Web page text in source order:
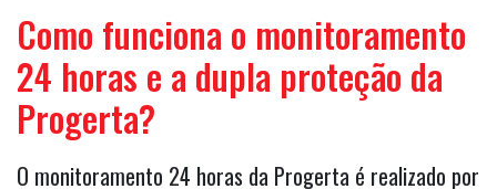
Como funciona o monitoramento
24 horas e a dupla proteção da
Progerta?
O monitoramento 24 horas da Progerta é realizado por